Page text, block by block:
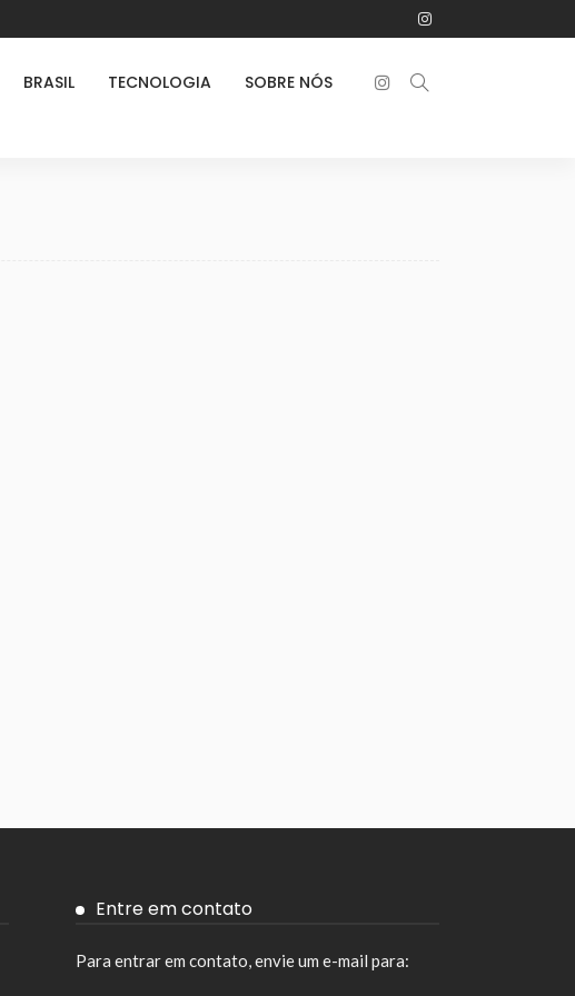
BRASIL TECNOLOGIA SOBRE NÓS
Entre em contato
Para entrar em contato, envie um e-mail para: